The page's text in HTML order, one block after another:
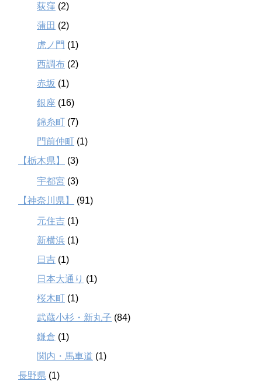
荻窪 (2)
蒲田 (2)
虎ノ門 (1)
西調布 (2)
赤坂 (1)
銀座 (16)
錦糸町 (7)
門前仲町 (1)
【栃木県】
(3)
宇都宮 (3)
【神奈川県】
(91)
元住吉 (1)
新横浜 (1)
日吉 (1)
日本大通り (1)
桜木町 (1)
武蔵小杉・新丸子 (84)
鎌倉 (1)
関内・馬車道 (1)
長野県 (1)